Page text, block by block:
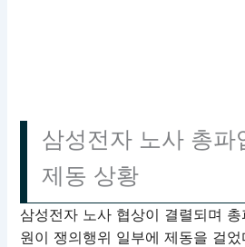
삼성전자 노사 총파
제동 상황
삼성전자 노사 협상이 결렬되며
원이 쟁의행위 일부에 제동을 걸